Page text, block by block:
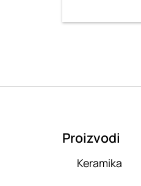
Proizvodi
Keramika